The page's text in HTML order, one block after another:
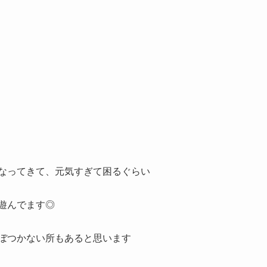
ってきて、元気すぎて困るぐらい
んでます◎
つかない所もあると思います